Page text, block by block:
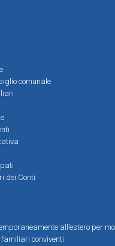
comunale
dei Conti
all’estero per
conviventi